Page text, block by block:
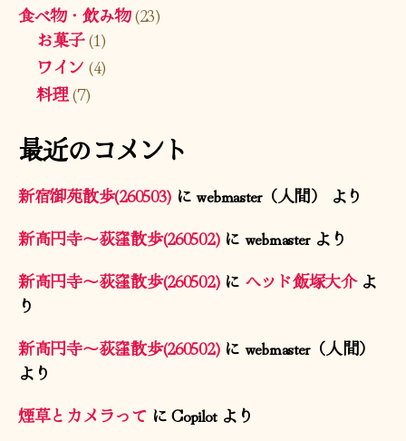
食べ物・飲み物(23)
お菓子(1)
ワイン (4)
料理(7)
最近のコメント
新宿御苑散歩(260503) にwebmaster（人間）
より
新高円寺〜荻窪散歩(260502)に webmasterより
新高円寺〜荻窪散歩(260502)に ヘッド飯塚大介よ
り
新高円寺〜荻窪散歩(260502)に webmaster（人間）
より
煙草とカメラってにCopilotより